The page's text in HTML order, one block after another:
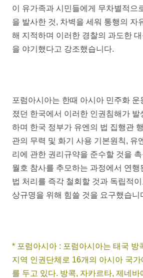
이 유가족과 시민들에게 무차별적으
을 발사한 것, 차벽을 세워 통행의 자
해 지적하며 이러한 경찰의 과도한
을 야기했다고 강조했습니다.
포럼아시아는 한때 아시아 민주화 운
졌던 한국에서 이러한 인권침해가 발
하며 한국 정부가 유엔의 법 집행관
관의 무력 및 화기 사용 기본원칙, 유
리에 관한 권리규약을 준수할 것을
월호 참사를 추모하는 과정에서 연
법 처리를 즉각 철회할 것과 독립적
상규명을 위해 힘쓸 것을 요구했습니
* 포럼아시아 : 포럼아시아는 태국 방
지역 인권단체로 16개의 아시아 국가
를 두고 있다. 방콕, 자카르타, 제네바